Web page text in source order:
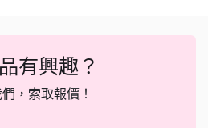
有興趣？
，索取報價！